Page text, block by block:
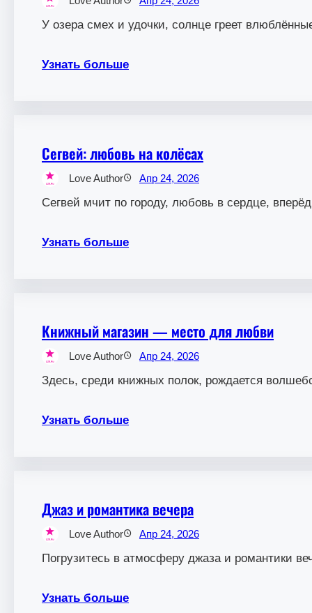
У озера смех и удочки, солнце греет
Узнать больше
Сегвей: любовь на колёсах
Love Author Апр 24, 2026
Сегвей мчит по городу, любовь в сердце,
Узнать больше
Книжный магазин — место для любви
Love Author Апр 24, 2026
Здесь, среди книжных полок, рождается
Узнать больше
Джаз и романтика вечера
Love Author Апр 24, 2026
Погрузитесь в атмосферу джаза и романтики
Узнать больше